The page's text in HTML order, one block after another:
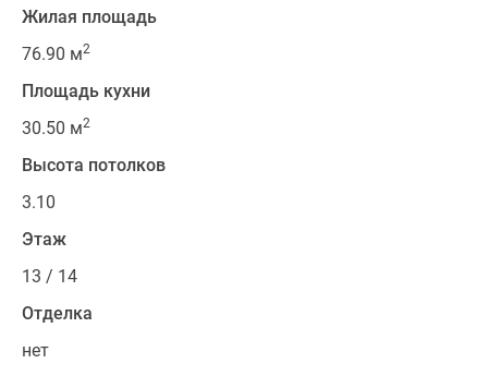
Жилая площадь
76.90 м2
Площадь кухни
30.50 м2
Высота потолков
3.10
Этаж
13 / 14
Отделка
нет